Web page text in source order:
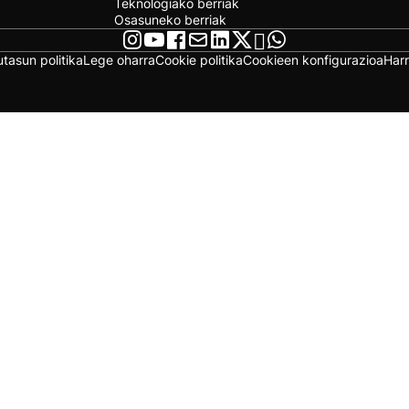
Teknologiako berriak
Osasuneko berriak
politikaLege oharraCookie politikaCookieen konfigurazioa